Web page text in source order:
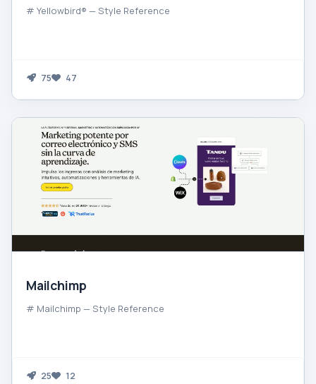
# Yellowbird® — Style Reference
75 47
Mailchimp
# Mailchimp — Style Reference
25 12